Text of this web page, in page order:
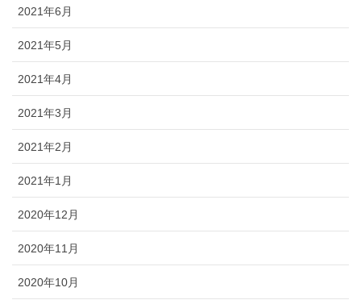
2021年6月
2021年5月
2021年4月
2021年3月
2021年2月
2021年1月
2020年12月
2020年11月
2020年10月